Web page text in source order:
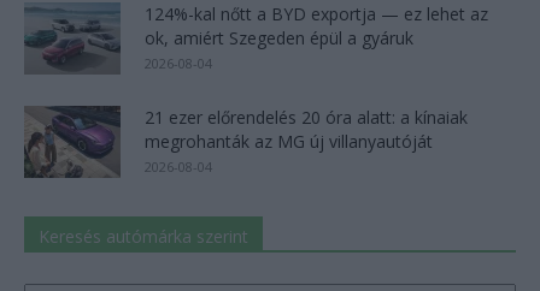
124%-kal nőtt a BYD exportja — ez lehet az
ok, amiért Szegeden épül a gyáruk
2026-08-04
21 ezer előrendelés 20 óra alatt: a kínaiak
megrohanták az MG új villanyautóját
2026-08-04
Keresés autómárka szerint
Keresés